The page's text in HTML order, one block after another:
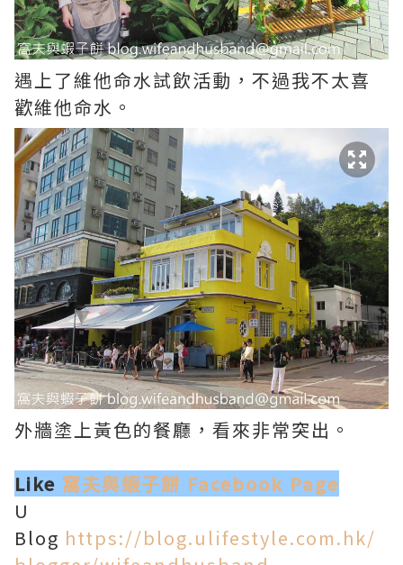
遇上了維他命水試飲活動，不過我不太喜
歡維他命水。
外牆塗上黃色的餐廳，看來非常突出。
Like 窩夫與蝦子餅 Facebook Page
U
Blog https://blog.ulifestyle.com.hk/